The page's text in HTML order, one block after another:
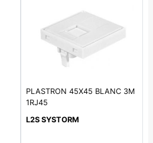
PLASTRON 45X45 BLANC 3M
1RJ45
L2S SYSTORM